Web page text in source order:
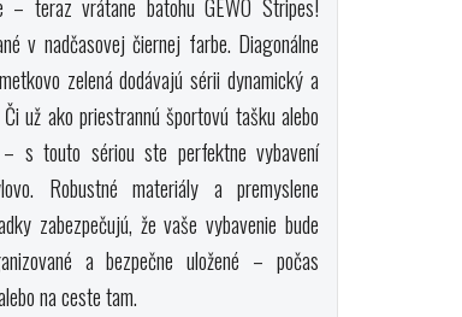
– teraz vrátane batohu GEWO Stripes!
v nadčasovej čiernej farbe. Diagonálne
zelená dodávajú sérii dynamický a
už ako priestrannú športovú tašku alebo
s touto sériou ste perfektne vybavení
Robustné materiály a premyslene
zabezpečujú, že vaše vybavenie bude
a bezpečne uložené – počas
na ceste tam.